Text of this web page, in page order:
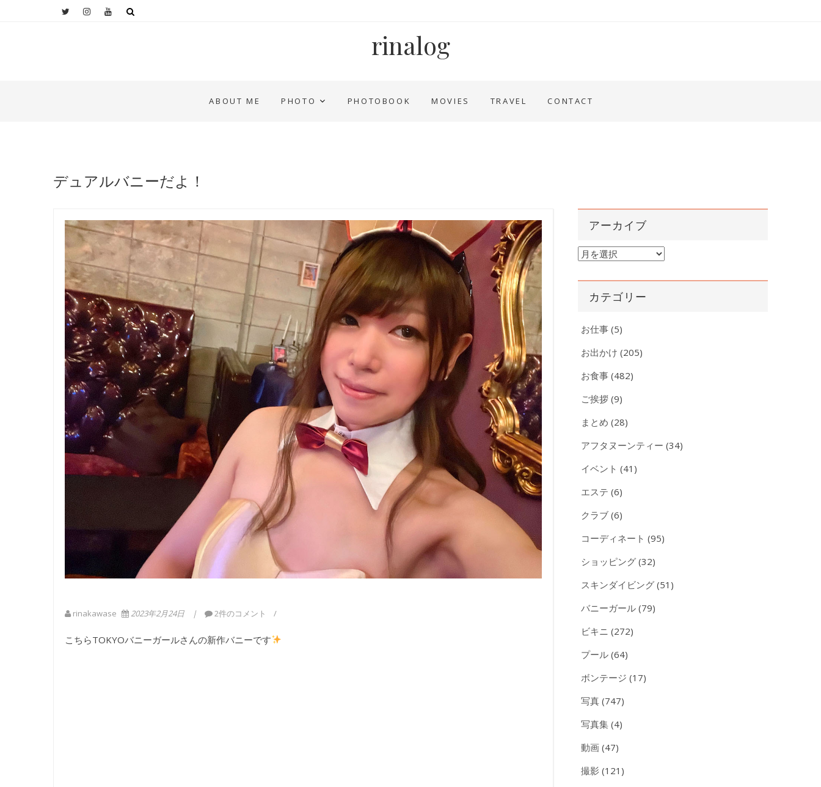
rinalog
ABOUT ME PHOTO PHOTOBOOK MOVIES TRAVEL CONTACT
デュアルバニーだよ！
rinakawase 2023年2月24日 2件のコメント
こちらTOKYOバニーガールさんの新作バニーです
アーカイブ
ア
カ
カテゴリー
お仕事 (5)
お出かけ (205)
お食事 (482)
ご挨拶 (9)
まとめ (28)
アフタヌーンティー (34)
イベント (41)
エステ (6)
クラブ (6)
コーディネート (95)
ショッピング (32)
スキンダイビング (51)
バニーガール (79)
ビキニ (272)
プール (64)
ボンテージ (17)
写真 (747)
写真集 (4)
動画 (47)
撮影 (121)